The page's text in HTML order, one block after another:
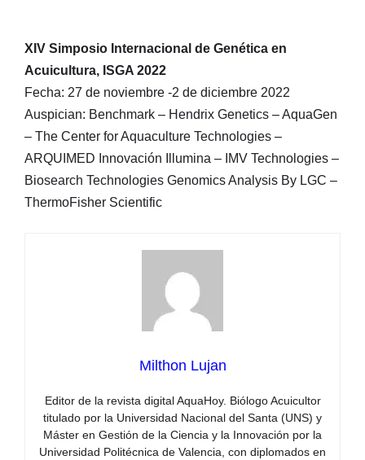
XIV Simposio Internacional de Genética en
Acuicultura, ISGA 2022
Fecha: 27 de noviembre -2 de diciembre 2022
Auspician: Benchmark – Hendrix Genetics – AquaGen
– The Center for Aquaculture Technologies –
ARQUIMED Innovación Illumina – IMV Technologies –
Biosearch Technologies Genomics Analysis By LGC –
ThermoFisher Scientific
Milthon Lujan
Editor de la revista digital AquaHoy. Biólogo Acuicultor
titulado por la Universidad Nacional del Santa (UNS) y
Máster en Gestión de la Ciencia y la Innovación por la
Universidad Politécnica de Valencia, con diplomados en